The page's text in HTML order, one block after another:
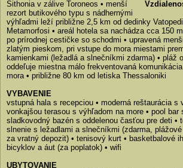
Sithonia v zálive Toroneos • menší
rezort butikového typu s nádhernými
výhľadmi leží približne 2,5 km od dedinky
Metamorfosi • areál hotela sa nachádza cca 150
po prírodnej cestičke so schodmi • upravená
zlatým pieskom, pri vstupe do mora miestami
kamienkami (ležadlá a slnečníkmi zdarma) • pláž
oddeľuje miestna málo frekventovaná
mora • približne 80 km od letiska Thessaloniki
VYBAVENIE
vstupná hala s recepciou • moderná reštaurácia s
vonkajšou terasou s výhľadom na more • pool bar
sladkovodný bazén s oddelenou časťou pre deti •
slnenie s ležadlami a slnečníkmi (zdarma,
za vratný depozit) • tenisový kurt • basketbalové
bicyklov a áut (za poplatok) • wifi
UBYTOVANIE